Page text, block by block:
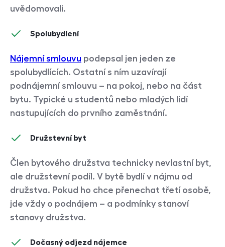
uvědomovali.
Spolubydlení
Nájemní smlouvu podepsal jen jeden ze
spolubydlících. Ostatní s ním uzavírají
podnájemní smlouvu – na pokoj, nebo na část
bytu. Typické u studentů nebo mladých lidí
nastupujících do prvního zaměstnání.
Družstevní byt
Člen bytového družstva technicky nevlastní byt,
ale družstevní podíl. V bytě bydlí v nájmu od
družstva. Pokud ho chce přenechat třetí osobě,
jde vždy o podnájem – a podmínky stanoví
stanovy družstva.
Dočasný odjezd nájemce